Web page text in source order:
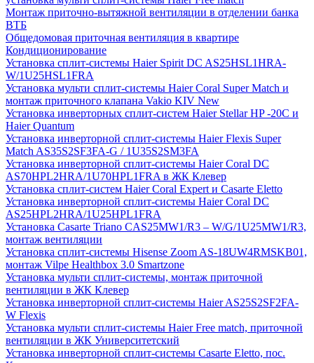
Монтаж приточно-вытяжной вентиляции в отделении банка
ВТБ
Общедомовая приточная вентиляция в квартире
Кондиционирование
Установка сплит-системы Haier Spirit DC AS25HSL1HRA-
W/1U25HSL1FRA
Установка мульти сплит-системы Haier Coral Super Match и
монтаж приточного клапана Vakio KIV New
Установка инверторных сплит-систем Haier Stellar HP -20С и
Haier Quantum
Установка инверторной сплит-системы Haier Flexis Super
Match AS35S2SF3FA-G / 1U35S2SM3FA
Установка инверторной сплит-системы Haier Coral DC
AS70HPL2HRA/1U70HPL1FRA в ЖК Клевер
Установка сплит-систем Haier Coral Expert и Casarte Eletto
Установка инверторной сплит-системы Haier Coral DC
AS25HPL2HRA/1U25HPL1FRA
Установка Casarte Triano CAS25MW1/R3 – W/G/1U25MW1/R3,
монтаж вентиляции
Установка сплит-системы Hisense Zoom AS-18UW4RMSKB01,
монтаж Vilpe Healthbox 3.0 Smartzone
Установка мульти сплит-системы, монтаж приточной
вентиляции в ЖК Клевер
Установка инверторной сплит-системы Haier AS25S2SF2FA-
W Flexis
Установка мульти сплит-системы Haier Free match, приточной
вентиляции в ЖК Университетский
Установка инверторной сплит-системы Casarte Eletto, пос.